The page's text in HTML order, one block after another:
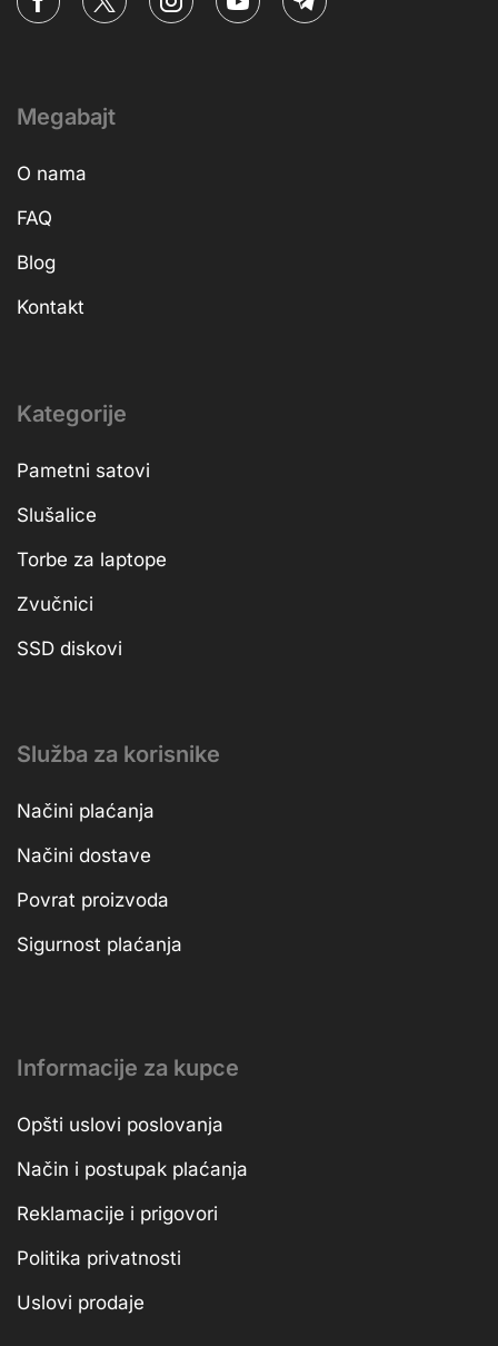
Megabajt
O nama
FAQ
Blog
Kontakt
Kategorije
Pametni satovi
Slušalice
Torbe za laptope
Zvučnici
SSD diskovi
Služba za korisnike
Načini plaćanja
Načini dostave
Povrat proizvoda
Sigurnost plaćanja
Informacije za kupce
Opšti uslovi poslovanja
Način i postupak plaćanja
Reklamacije i prigovori
Politika privatnosti
Uslovi prodaje